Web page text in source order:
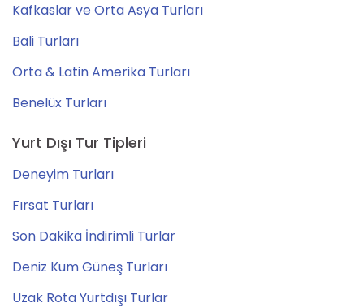
Kafkaslar ve Orta Asya Turları
Bali Turları
Orta & Latin Amerika Turları
Benelüx Turları
Yurt Dışı Tur Tipleri
Deneyim Turları
Fırsat Turları
Son Dakika İndirimli Turlar
Deniz Kum Güneş Turları
Uzak Rota Yurtdışı Turlar